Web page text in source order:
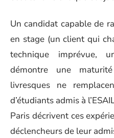
Un candidat capable de
en stage (un client qui
technique imprévue,
démontre une
livresques ne
d’étudiants admis à
Paris décrivent ces
déclencheurs de leur